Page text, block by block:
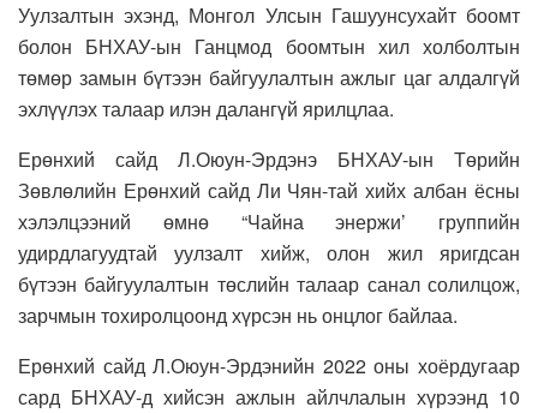
Уулзалтын эхэнд, Монгол Улсын Гашуунсухайт боомт
болон БНХАУ-ын Ганцмод боомтын хил холболтын
төмөр замын бүтээн байгуулалтын ажлыг цаг алдалгүй
эхлүүлэх талаар илэн далангүй ярилцлаа.
Ерөнхий сайд Л.Оюун-Эрдэнэ БНХАУ-ын Төрийн
Зөвлөлийн Ерөнхий сайд Ли Чян-тай хийх албан ёсны
хэлэлцээний өмнө “Чайна энержи’ группийн
удирдлагуудтай уулзалт хийж, олон жил яригдсан
бүтээн байгуулалтын төслийн талаар санал солилцож,
зарчмын тохиролцоонд хүрсэн нь онцлог байлаа.
Ерөнхий сайд Л.Оюун-Эрдэнийн 2022 оны хоёрдугаар
сард БНХАУ-д хийсэн ажлын айлчлалын хүрээнд 10